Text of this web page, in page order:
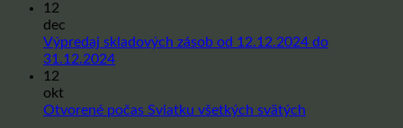
12
dec
Výpredaj skladových zásob od 12.12.2024 do
31.12.2024Žiadne
Výpredaj
12
okt
Otvorené počas Sviatku všetkých svätých